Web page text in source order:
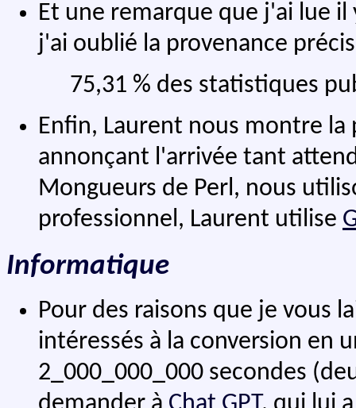
Et une remarque que j'ai lue
j'ai oublié la provenance
75,31 % des statistiques
Enfin, Laurent nous montre
annonçant l'arrivée tant
Mongueurs de Perl, nous
professionnel, Laurent utilise
Informatique
Pour des raisons que je vous
intéressés à la conversion en
2_000_000_000 secondes